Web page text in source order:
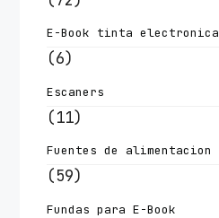
E-Book tinta electronica
(6)
Escaners
(11)
Fuentes de alimentacion
(59)
Fundas para E-Book